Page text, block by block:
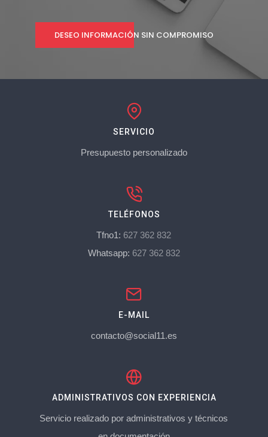
DESEO INFORMACIÓN SIN COMPROMISO
SERVICIO
Presupuesto personalizado
TELÉFONOS
Tfno1: 627 362 832
Whatsapp: 627 362 832
E-MAIL
contacto@social11.es
ADMINISTRATIVOS CON EXPERIENCIA
Servicio realizado por administrativos y técnicos